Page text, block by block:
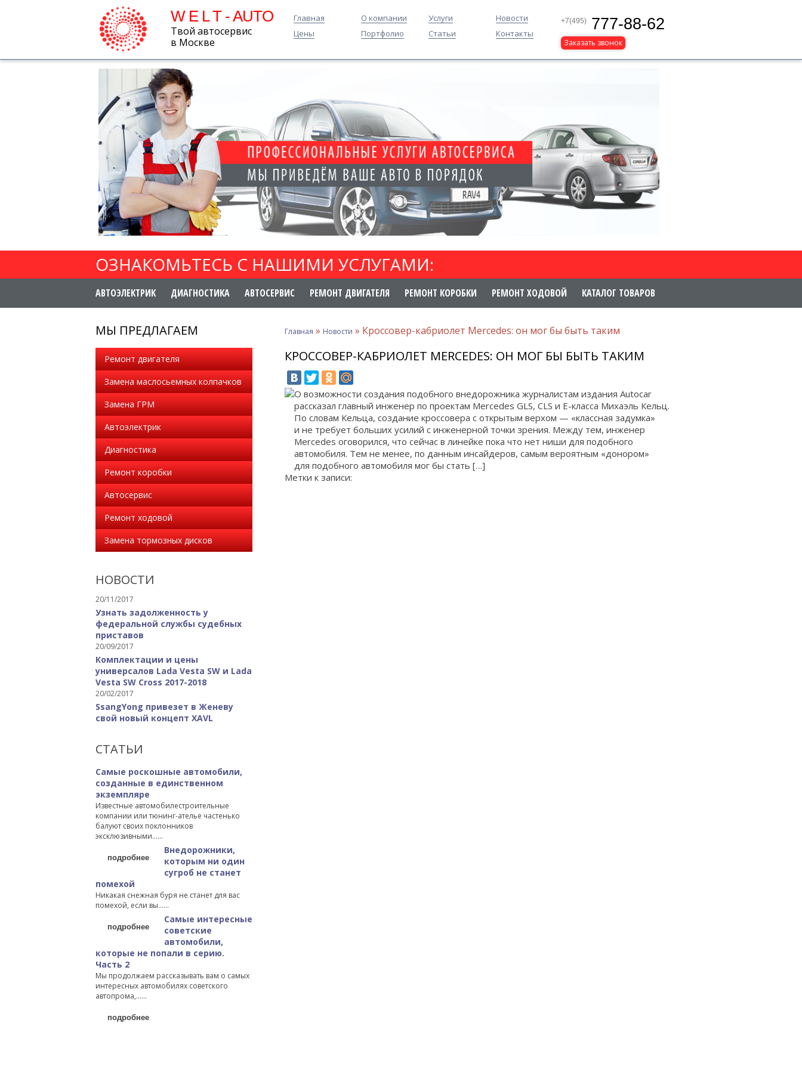
W E L T - AUTO
Твой автосервис
в Москве
Главная О компании Услуги
Новости
Цены
Портфолио Статьи Контакты
+7(495) 777-88-62
Заказать звонок
ОЗНАКОМЬТЕСЬ С НАШИМИ УСЛУГАМИ:
АВТОЭЛЕКТРИК ДИАГНОСТИКА АВТОСЕРВИС РЕМОНТ ДВИГАТЕЛЯ РЕМОНТ КОРОБКИ РЕМОНТ ХОДОВОЙ КАТАЛОГ ТОВАРОВ
МЫ ПРЕДЛАГАЕМ
Ремонт двигателя
Замена маслосьемных колпачков
Замена ГРМ
Автоэлектрик
Диагностика
Ремонт коробки
Автосервис
Ремонт ходовой
Замена тормозных дисков
НОВОСТИ
20/11/2017
Узнать задолженность у
федеральной службы судебных
приставов
20/09/2017
Комплектации и цены
универсалов Lada Vesta SW и Lada
Vesta SW Cross 2017-2018
20/02/2017
SsangYong привезет в Женеву
свой новый концепт XAVL
СТАТЬИ
Самые роскошные автомобили,
созданные в единственном
экземпляре
Известные автомобилестроительные
компании или тюнинг-ателье частенько
балуют своих поклонников
эксклюзивными…...
подробнее
Внедорожники,
которым ни один
сугроб не станет
помехой
Никакая снежная буря не станет для вас
помехой, если вы…...
подробнее
Самые интересные
советские
автомобили,
которые не попали в серию.
Часть 2
Мы продолжаем рассказывать вам о самых
интересных автомобилях советского
автопрома,…...
подробнее
Главная » Новости » Кроссовер-кабриолет Mercedes: он мог бы быть таким
КРОССОВЕР-КАБРИОЛЕТ MERCEDES: ОН МОГ БЫ БЫТЬ ТАКИМ
О возможности создания подобного внедорожника журналистам издания Autocar
рассказал главный инженер по проектам Mercedes GLS, CLS и E-класса Михаэль Кельц.
По словам Кельца, создание кроссовера с открытым верхом — «классная задумка»
и не требует больших усилий с инженерной точки зрения. Между тем, инженер
Mercedes оговорился, что сейчас в линейке пока что нет ниши для подобного
автомобиля. Тем не менее, по данным инсайдеров, самым вероятным «донором»
для подобного автомобиля мог бы стать […]
Метки к записи: